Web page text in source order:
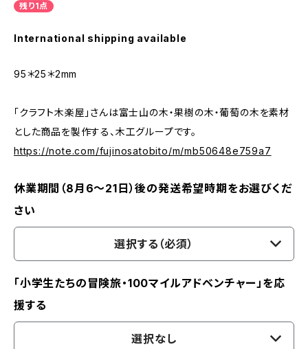
残り1点
International shipping available
95＊25＊2mm
「クラフト木楽屋」さんは富士山の木・果樹の木・葡萄の木を素材
とした商品を製作する、木工グループです。
https://note.com/fujinosatobito/m/mb50648e759a7
休業期間（8月6〜21日）後の発送希望時期をお選びくだ
さい
選択する（必須）
「小学生たちの冒険旅・100マイルアドベンチャー」を応
援する
選択なし